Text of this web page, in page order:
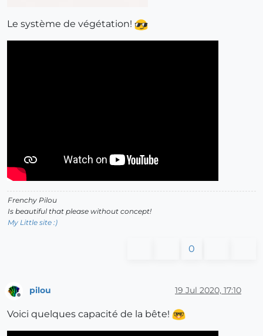
Le système de végétation!
Frenchy Pilou
Is beautiful that please without concept!
My Little site :)
0
pilou 19 Jul 2020, 17:10
Voici quelques capacité de la bête!